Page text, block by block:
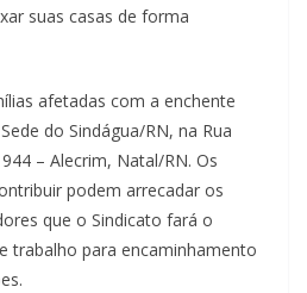
suas casas de forma
afetadas com a enchente
do Sindágua/RN, na Rua
– Alecrim, Natal/RN. Os
podem arrecadar os
que o Sindicato fará o
trabalho para encaminhamento